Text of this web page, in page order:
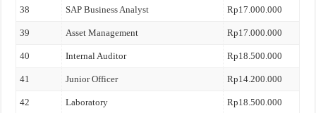
38 SAP Business Analyst Rp17.000.000
39 Asset Management Rp17.000.000
40 Internal Auditor Rp18.500.000
41 Junior Officer Rp14.200.000
42 Laboratory Rp18.500.000